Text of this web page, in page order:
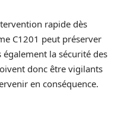
rapide dès
C1201 peut préserver
la sécurité des
donc être vigilants
en conséquence.